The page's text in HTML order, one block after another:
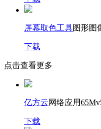
屏幕取色工具图形图
下载
点击查看更多
亿方云网络应用65M
下载